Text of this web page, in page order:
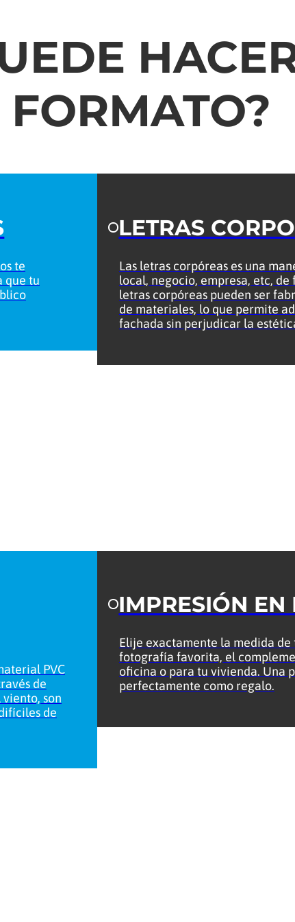
FORMATO?
te
que tu
LETRAS
Las letras corpóreas es una
local, negocio, empresa, etc,
letras corpóreas pueden ser
de materiales, lo que permite
fachada sin perjudicar la
PVC
de
son
de
IMPRESIÓN EN
Elije exactamente la medida
fotografía favorita, el
oficina o para tu vivienda. Una
perfectamente como regalo.